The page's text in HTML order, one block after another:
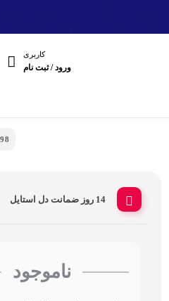
کاربری
ورود / ثبت نام
14 روز ضمانت دل استایل
ناموجود